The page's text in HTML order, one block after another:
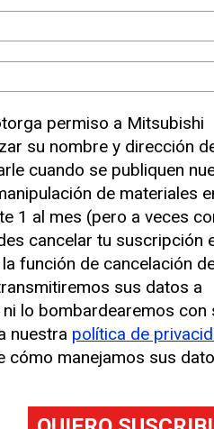
condiciones. Y
permiso a Mitsubishi
su nombre y dirección
cuando se publiquen
de materiales
1 al mes (pero a veces
cancelar tu suscripción
función de cancelación
sus datos a
lo bombardearemos con
nuestra política de
cómo manejamos sus